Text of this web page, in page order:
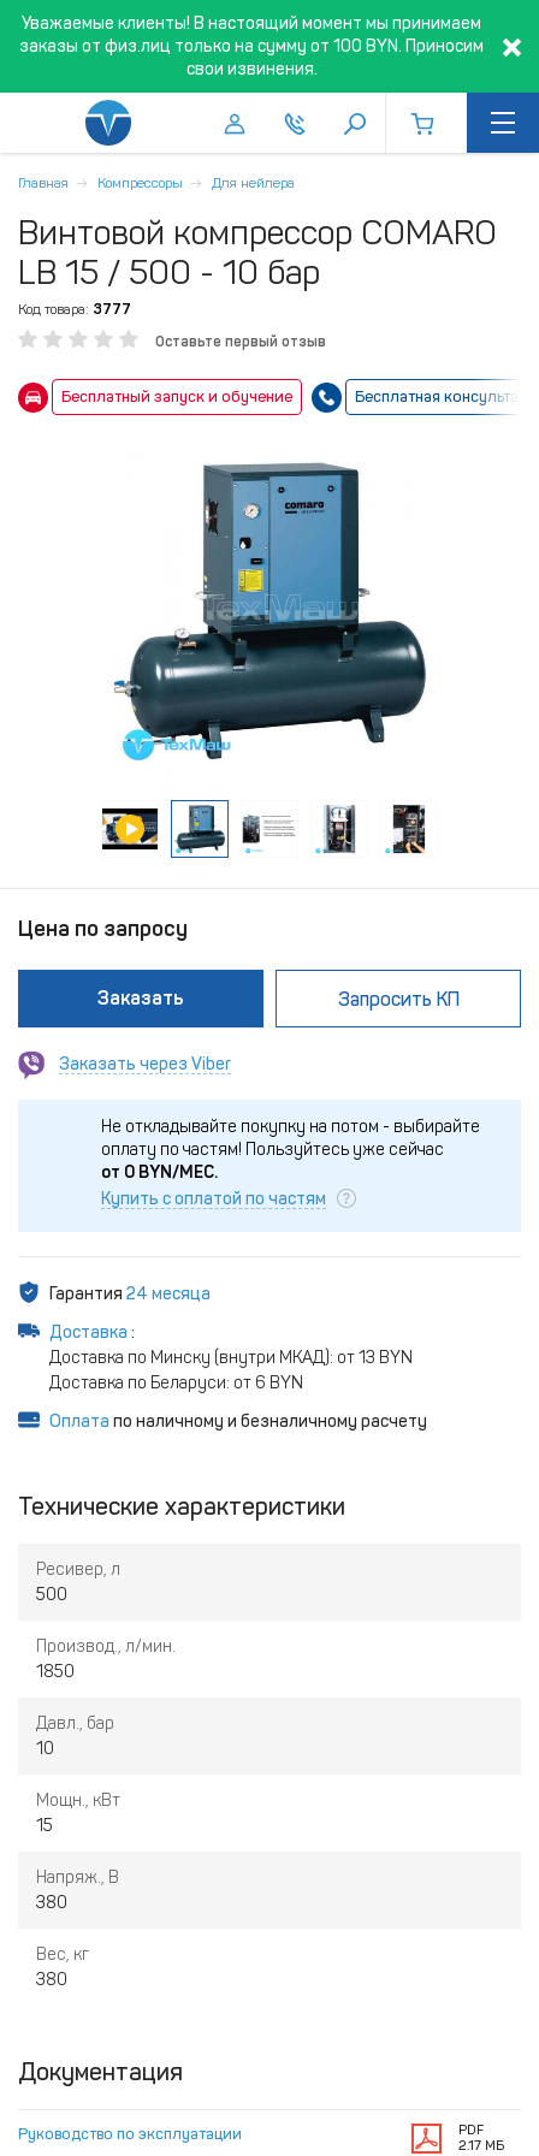
Уважаемые клиенты! В настоящий момент мы принимаем
заказы от физ.лиц только на сумму от 100 BYN. Приносим
свои извинения.
Главная Компрессоры Для нейлера
Винтовой компрессор COMARO
LB 15 / 500 - 10 бар
Код товара: 3777
Оставьте первый отзыв
Бесплатный запуск и обучение Бесплатная
Цена по запросу
Заказать Запросить КП
Заказать через Viber
Не откладывайте покупку на потом - выбирайте
оплату по частям! Пользуйтесь уже сейчас
от 0 BYN/МЕС.
Купить с оплатой по частям
Гарантия 24 месяца
Доставка :
Доставка по Минску (внутри МКАД): от 13 BYN
Доставка по Беларуси: от 6 BYN
Оплата по наличному и безналичному расчету
Технические характеристики
Ресивер, л
500
Производ., л/мин.
1850
Давл., бар
10
Мощн., кВт
15
Напряж., В
380
Вес, кг
380
Документация
Руководство по эксплуатации
PDF
2.17 МБ